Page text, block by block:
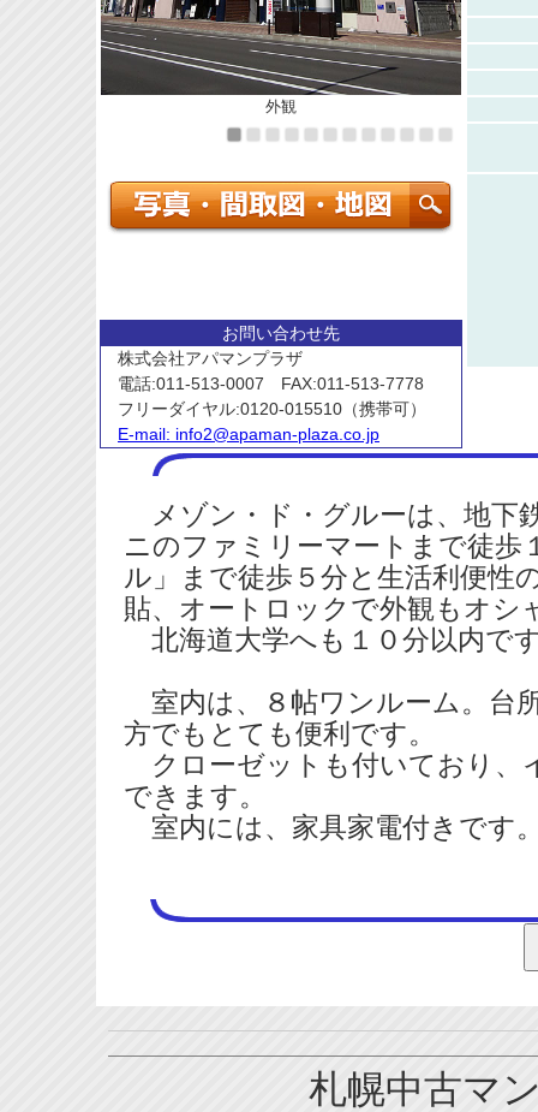
外観
お問い合わせ先
株式会社アパマンプラザ
電話:011-513-0007 FAX:011-513-7778
フリーダイヤル:0120-015510（携帯可）
E-mail: info2@apaman-plaza.co.jp
メゾン・ド・グルーは、地下
ニのファミリーマートまで徒歩
ル」まで徒歩５分と生活利便性
貼、オートロックで外観もオシ
北海道大学へも１０分以内で
室内は、８帖ワンルーム。台
方でもとても便利です。
クローゼットも付いており、
できます。
室内には、家具家電付きです
札幌中古マ